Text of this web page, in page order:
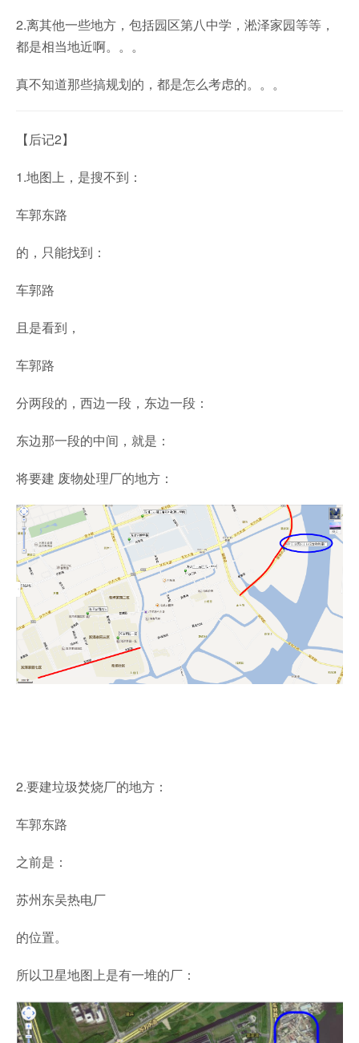
2.离其他一些地方，包括园区第八中学，淞泽家园等等，
都是相当地近啊。。。
真不知道那些搞规划的，都是怎么考虑的。。。
【后记2】
1.地图上，是搜不到：
车郭东路
的，只能找到：
车郭路
且是看到，
车郭路
分两段的，西边一段，东边一段：
东边那一段的中间，就是：
将要建 废物处理厂的地方：
2.要建垃圾焚烧厂的地方：
车郭东路
之前是：
苏州东吴热电厂
的位置。
所以卫星地图上是有一堆的厂：